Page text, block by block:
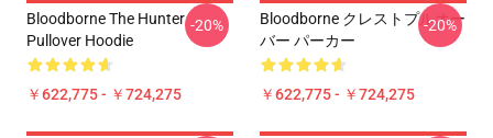
Bloodborne The Hunter
Pullover Hoodie
￥622,775 - ￥724,275
-20%
Bloodborne クレストプルオー
バー パーカー
￥622,775 - ￥724,275
-20%